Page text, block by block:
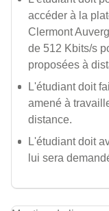
accéder à la
Clermont
de 512 Kbits/s
proposées à
L'étudiant doit
amené à
distance.
L'étudiant doit
lui sera